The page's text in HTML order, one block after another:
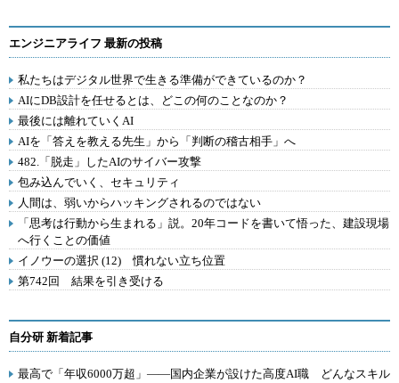
エンジニアライフ 最新の投稿
私たちはデジタル世界で生きる準備ができているのか？
AIにDB設計を任せるとは、どこの何のことなのか？
最後には離れていくAI
AIを「答えを教える先生」から「判断の稽古相手」へ
482.「脱走」したAIのサイバー攻撃
包み込んでいく、セキュリティ
人間は、弱いからハッキングされるのではない
「思考は行動から生まれる」説。20年コードを書いて悟った、建設現場
へ行くことの価値
イノウーの選択 (12) 慣れない立ち位置
第742回 結果を引き受ける
自分研 新着記事
最高で「年収6000万超」――国内企業が設けた高度AI職 どんなスキル